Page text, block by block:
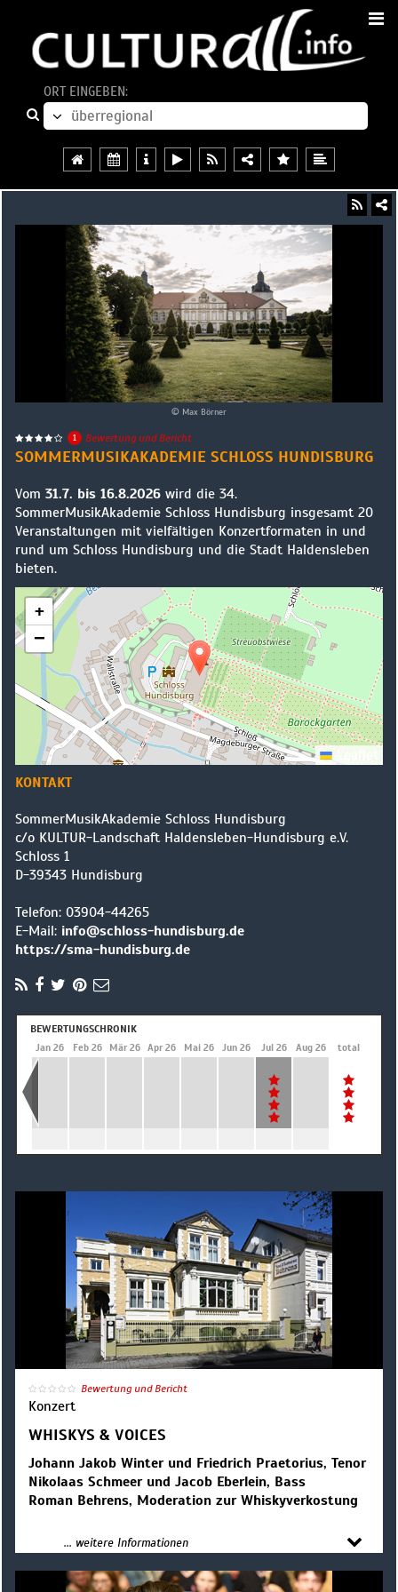
ORT EINGEBEN:
© Max Börner
1 Bewertung und Bericht
SOMMERMUSIKAKADEMIE SCHLOSS HUNDISBURG
Vom 31.7. bis 16.8.2026 wird die 34.
SommerMusikAkademie Schloss Hundisburg insgesamt 20
Veranstaltungen mit vielfältigen Konzertformaten in und
rund um Schloss Hundisburg und die Stadt Haldensleben
bieten.
+
−
Leaflet
KONTAKT
SommerMusikAkademie Schloss Hundisburg
c/o KULTUR-Landschaft Haldensleben-Hundisburg e.V.
Schloss 1
D-39343 Hundisburg
Telefon: 03904-44265
E-Mail: info@schloss-hundisburg.de
https://sma-hundisburg.de
BEWERTUNGSCHRONIK
Jan 26 Feb 26 Mär 26 Apr 26 Mai 26 Jun 26 Jul 26 Aug 26 total
Bewertung und Bericht
Konzert
WHISKYS & VOICES
Johann Jakob Winter und Friedrich Praetorius, Tenor
Nikolaas Schmeer und Jacob Eberlein, Bass
Roman Behrens, Moderation zur Whiskyverkostung
Das Format »Whiskys & Voices« lädt zu einem ganz
besonderen Abend ins Hotel Behrens ein. Im Rahmen
der 34. SommerMusikAkademie Schloss Hundisburg
... weitere Informationen